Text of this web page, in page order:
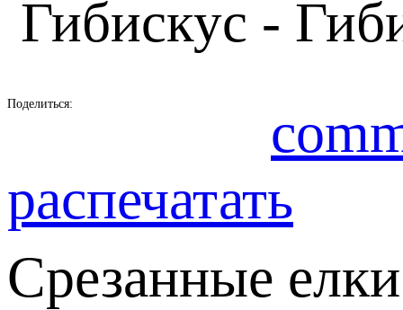
Гибискус -
Поделиться:
распечатать
Срезанные